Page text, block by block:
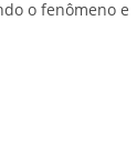
o fenômeno e